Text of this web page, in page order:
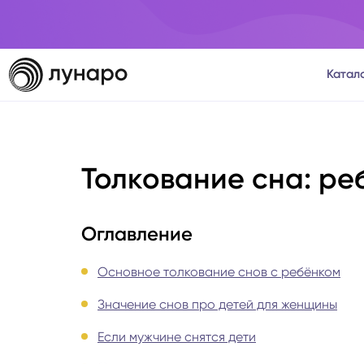
Толкование сна:
Оглавление
Основное толкование снов с ребёнком
Значение снов про детей для женщины
Если мужчине снятся дети